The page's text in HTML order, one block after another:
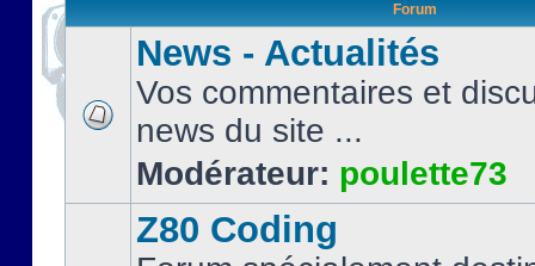
Forum
News - Actualités
Vos commentaires et
news du site ...
Modérateur: poulette73
Z80 Coding